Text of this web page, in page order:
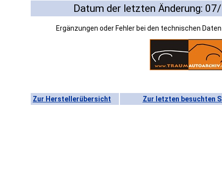
Datum der letzten Änderung:
Ergänzungen oder Fehler bei den technischen
Zur Herstellerübersicht Zur letzten besuchten